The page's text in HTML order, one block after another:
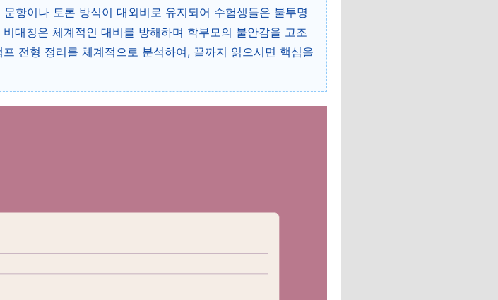
항이나 토론 방식이 대외비로 유지되어 수험생들은 불투명
대칭은 체계적인 대비를 방해하며 학부모의 불안감을 고조
전형 정리를 체계적으로 분석하여, 끝까지 읽으시면 핵심을